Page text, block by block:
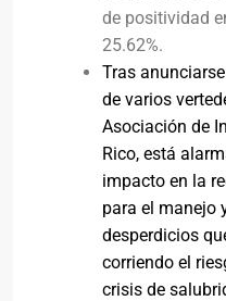
de positividad
25.62%.
Tras
de varios
Asociación de
Rico, está
impacto en la
para el manejo
desperdicios
corriendo el
crisis de